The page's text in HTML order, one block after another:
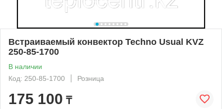
Встраиваемый конвектор Techno Usual KVZ
250-85-1700
В наличии
Код: 250-85-1700
Розница
175 100 ₸